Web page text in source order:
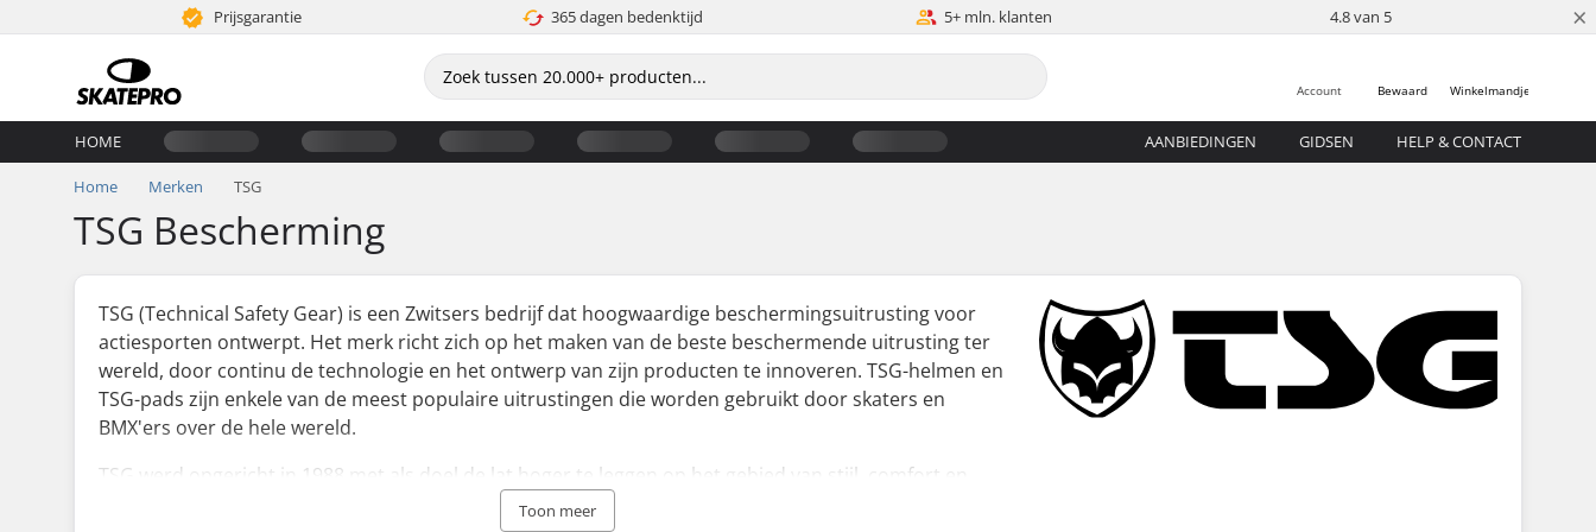
Prijsgarantie 365 dagen bedenktijd 5+ mln. klanten 4.8 van 5 ×
Winkelmandje
Bewaard
Account
HOME AANBIEDINGEN GIDSEN HELP & CONTACT
Home Merken TSG
TSG Bescherming
TSG (Technical Safety Gear) is een Zwitsers bedrijf dat hoogwaardige beschermingsuitrusting voor
actiesporten ontwerpt. Het merk richt zich op het maken van de beste beschermende uitrusting ter
wereld, door continu de technologie en het ontwerp van zijn producten te innoveren. TSG-helmen en
TSG-pads zijn enkele van de meest populaire uitrustingen die worden gebruikt door skaters en
BMX'ers over de hele wereld.
TSG werd opgericht in 1988 met als doel de lat hoger te leggen op het gebied van stijl, comfort en
bescherming van de veiligheidsuitrusting. Sinds de oprichting is TSG altijd in het veld getest samen
Toon meer